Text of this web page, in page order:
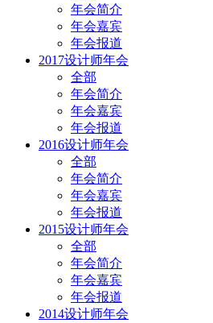
年会简介
年会嘉宾
年会报道
2017设计师年会
全部
年会简介
年会嘉宾
年会报道
2016设计师年会
全部
年会简介
年会嘉宾
年会报道
2015设计师年会
全部
年会简介
年会嘉宾
年会报道
2014设计师年会